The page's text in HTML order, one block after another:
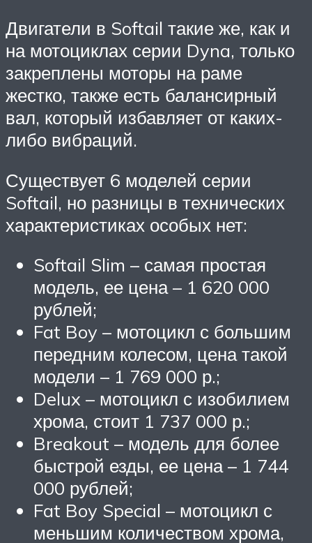
Двигатели в Softail такие же, как и
на мотоциклах серии Dyna, только
закреплены моторы на раме
жестко, также есть балансирный
вал, который избавляет от каких-
либо вибраций.
Существует 6 моделей серии
Softail, но разницы в технических
характеристиках особых нет:
Softail Slim – самая простая
модель, ее цена – 1 620 000
рублей;
Fat Boy – мотоцикл с большим
передним колесом, цена такой
модели – 1 769 000 р.;
Delux – мотоцикл с изобилием
хрома, стоит 1 737 000 р.;
Breakout – модель для более
быстрой езды, ее цена – 1 744
000 рублей;
Fat Boy Special – мотоцикл с
меньшим количеством хрома,